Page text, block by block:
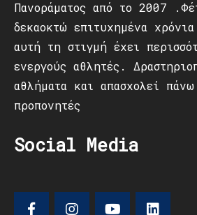
Πανοράματος από το 2007
δεκαοκτώ επιτυχημένα
αυτή τη στιγμή έχει
ενεργούς αθλητές.
αθλήματα και απασχολεί
προπονητές
Social Media